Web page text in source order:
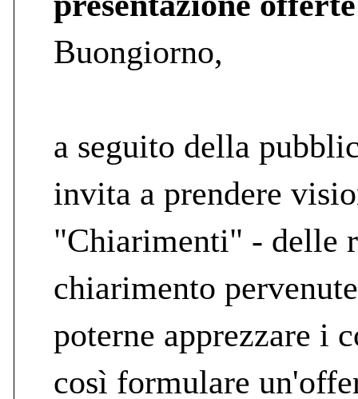
Buongiorno,
a seguito della
invita a prendere
"Chiarimenti" - delle
chiarimento
poterne apprezzare i
così formulare